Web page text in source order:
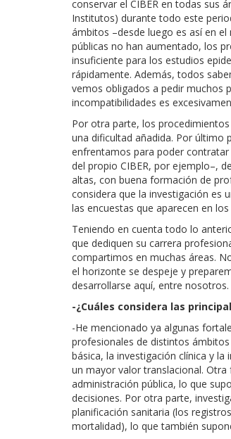
conservar el CIBER en todas sus
Institutos) durante todo este
ámbitos –desde luego es así en
públicas no han aumentado, los
insuficiente para los estudios
rápidamente. Además, todos
vemos obligados a pedir muchos
incompatibilidades es
Por otra parte, los
una dificultad añadida. Por último
enfrentamos para poder
del propio CIBER, por ejemplo–,
altas, con buena formación de
considera que la investigación es
las encuestas que aparecen en
Teniendo en cuenta todo lo
que dediquen su carrera
compartimos en muchas áreas.
el horizonte se despeje y
desarrollarse aquí, entre nosotros.
-¿Cuáles considera las
-He mencionado ya algunas
profesionales de distintos
básica, la investigación clínica y
un mayor valor translacional.
administración pública, lo que
decisiones. Por otra parte,
planificación sanitaria (los
mortalidad), lo que también